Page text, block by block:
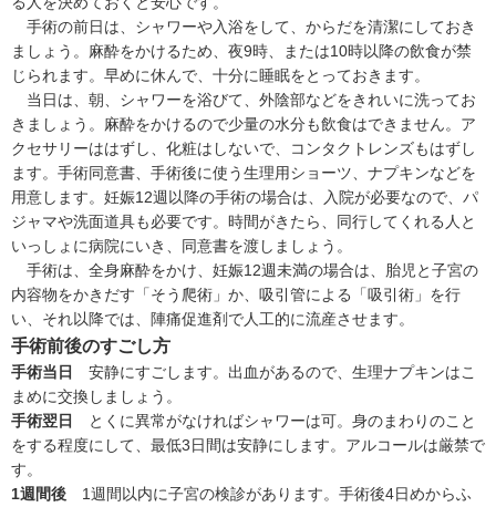
手術の前日は、シャワーや入浴をして、からだを清潔にしておき
ましょう。麻酔をかけるため、夜9時、または10時以降の飲食が禁
じられます。早めに休んで、十分に睡眠をとっておきます。
当日は、朝、シャワーを浴びて、外陰部などをきれいに洗ってお
きましょう。麻酔をかけるので少量の水分も飲食はできません。ア
クセサリーははずし、化粧はしないで、コンタクトレンズもはずし
ます。手術同意書、手術後に使う生理用ショーツ、ナプキンなどを
用意します。妊娠12週以降の手術の場合は、入院が必要なので、パ
ジャマや洗面道具も必要です。時間がきたら、同行してくれる人と
いっしょに病院にいき、同意書を渡しましょう。
手術は、全身麻酔をかけ、妊娠12週未満の場合は、胎児と子宮の
内容物をかきだす「そう爬術」か、吸引管による「吸引術」を行
い、それ以降では、陣痛促進剤で人工的に流産させます。
手術前後のすごし方
手術当日
安静にすごします。出血があるので、生理ナプキンはこ
まめに交換しましょう。
手術翌日
とくに異常がなければシャワーは可。身のまわりのこと
をする程度にして、最低3日間は安静にします。アルコールは厳禁で
す。
1週間後 1週間以内に子宮の検診があります。手術後4日めからふ